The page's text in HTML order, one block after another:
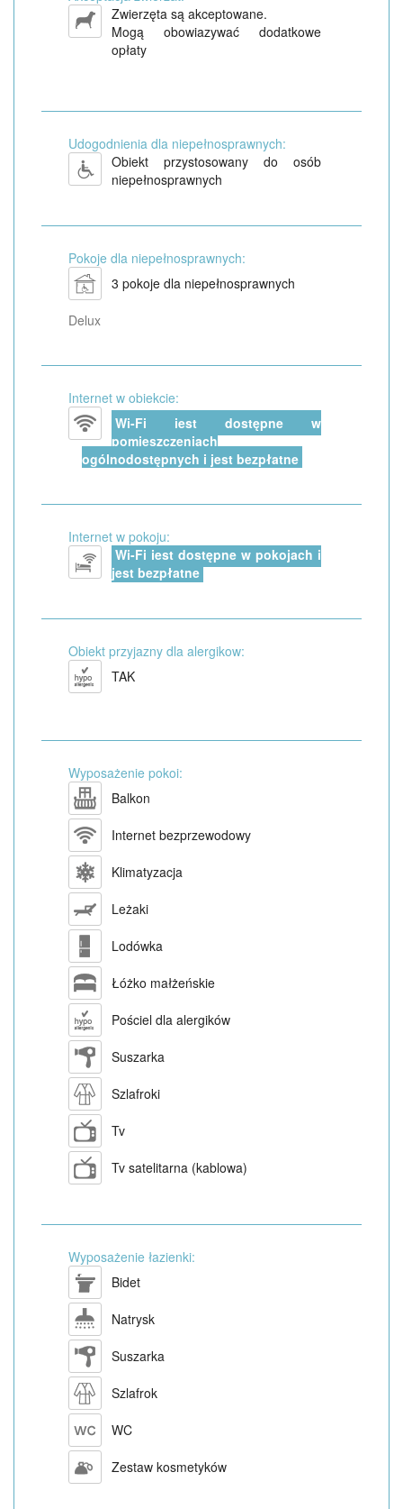
Zwierzęta są akceptowane.
Mogą obowiazywać dodatkowe
opłaty
Udogodnienia dla niepełnosprawnych:
Obiekt przystosowany do osób
niepełnosprawnych
Pokoje dla niepełnosprawnych:
3 pokoje dla niepełnosprawnych
Delux
Internet w obiekcie:
Wi-Fi jest dostępne w
pomieszczeniach
ogólnodostępnych i jest bezpłatne
Internet w pokoju:
Wi-Fi jest dostępne w pokojach i
jest bezpłatne
Obiekt przyjazny dla alergikow:
TAK
Wyposażenie pokoi:
Balkon
Internet bezprzewodowy
Klimatyzacja
Leżaki
Lodówka
Łóżko małżeńskie
Pościel dla alergików
Suszarka
Szlafroki
Tv
Tv satelitarna (kablowa)
Wyposażenie łazienki:
Bidet
Natrysk
Suszarka
Szlafrok
WC
Zestaw kosmetyków